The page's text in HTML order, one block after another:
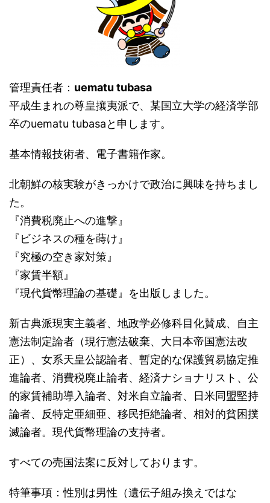
管理責任者： uematu tubasa
平成生まれの尊皇攘夷派で、某国立大学の経済学部
卒のuematu tubasaと申します。
基本情報技術者、電子書籍作家。
北朝鮮の核実験がきっかけで政治に興味を持ちまし
た。
『消費税廃止への進撃』
『ビジネスの種を蒔け』
『究極の空き家対策』
『家賃半額』
『現代貨幣理論の基礎』を出版しました。
新古典派現実主義者、地政学必修科目化賛成、自主
憲法制定論者（現行憲法破棄、大日本帝国憲法改
正）、女系天皇公認論者、暫定的な保護貿易協定推
進論者、消費税廃止論者、経済ナショナリスト、公
的家賃補助導入論者、対米自立論者、日米同盟堅持
論者、反特定亜細亜、移民拒絶論者、相対的貧困撲
滅論者。現代貨幣理論の支持者。
すべての売国法案に反対しております。
特筆事項：性別は男性（遺伝子組み換えではな